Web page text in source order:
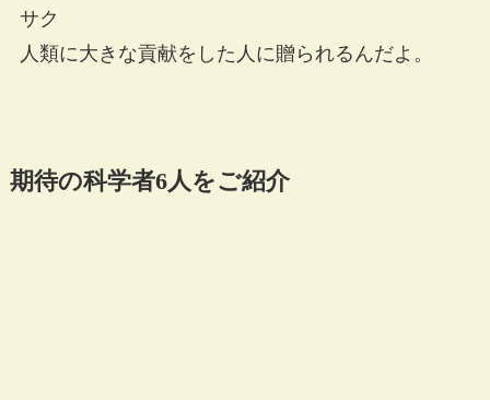
サク
人類に大きな貢献をした人に贈られるんだよ。
期待の科学者6人をご紹介